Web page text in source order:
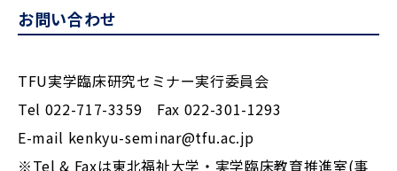
お問い合わせ
TFU実学臨床研究セミナー実行委員会
Tel 022-717-3359 Fax 022-301-1293
E-mail kenkyu-seminar@tfu.ac.jp
※Tel & Faxは東北福祉大学・実学臨床教育推進室(事